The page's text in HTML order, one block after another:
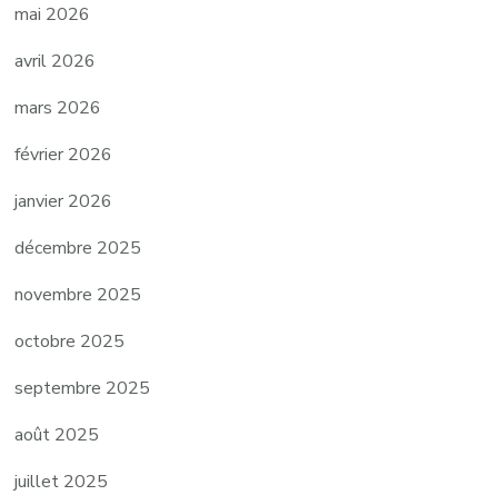
mai 2026
avril 2026
mars 2026
février 2026
janvier 2026
décembre 2025
novembre 2025
octobre 2025
septembre 2025
août 2025
juillet 2025